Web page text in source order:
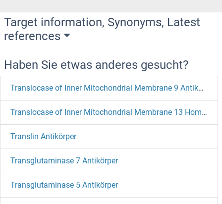
Target information, Synonyms, Latest
references
Haben Sie etwas anderes gesucht?
Translocase of Inner Mitochondrial Membrane 9 Antikörper
Translocase of Inner Mitochondrial Membrane 13 Homolog Antikörper
Translin Antikörper
Transglutaminase 7 Antikörper
Transglutaminase 5 Antikörper